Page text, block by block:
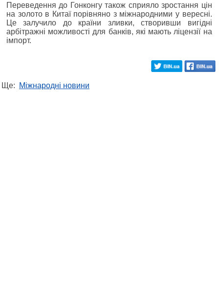
Переведення до Гонконгу також сприяло зростання цін
на золото в Китаї порівняно з міжнародними у вересні.
Це залучило до країни зливки, створивши вигідні
арбітражні можливості для банків, які мають ліцензії на
імпорт.
Ще: Міжнародні новини